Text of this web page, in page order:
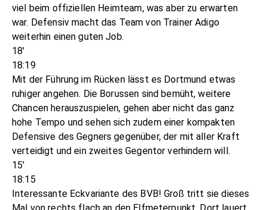
viel beim offiziellen Heimteam, was aber zu erwarten
war. Defensiv macht das Team von Trainer Adigo
weiterhin einen guten Job.
18'
18:19
Mit der Führung im Rücken lässt es Dortmund etwas
ruhiger angehen. Die Borussen sind bemüht, weitere
Chancen herauszuspielen, gehen aber nicht das ganz
hohe Tempo und sehen sich zudem einer kompakten
Defensive des Gegners gegenüber, der mit aller Kraft
verteidigt und ein zweites Gegentor verhindern will.
15'
18:15
Interessante Eckvariante des BVB! Groß tritt sie dieses